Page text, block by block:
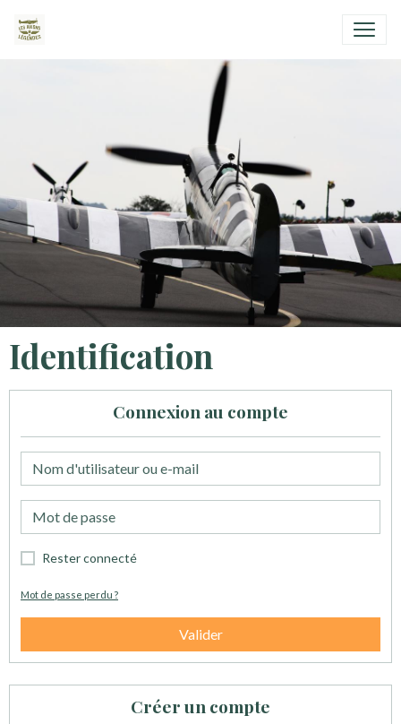
Identification
Connexion au compte
Rester connecté
Mot de passe perdu ?
Valider
Créer un compte